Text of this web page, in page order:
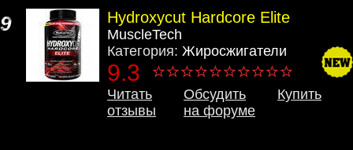
9 Hydroxycut Hardcore Elite
MuscleTech
Категория: Жиросжигатели
9.3
Читать
отзывы
Обсудить
на форуме
Купить